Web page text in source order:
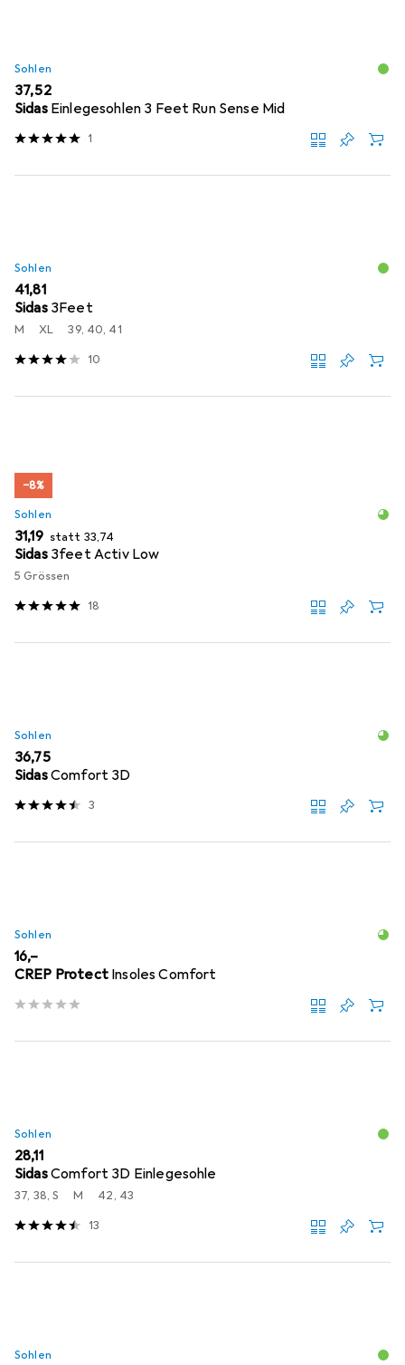
Sohlen
EUR
37,52
Sidas Einlegesohlen 3 Feet Run Sense Mid
1
Sohlen
EUR
41,81
Sidas 3Feet
M XL 39, 40, 41
10
−8%
Sohlen
EUR
31,19 statt EUR
33,74
Sidas 3feet Activ Low
5 Grössen
18
Sohlen
EUR
36,75
SidasComfort 3D
3
Sohlen
EUR
16,–
CREP Protect Insoles Comfort
Sohlen
EUR
28,11
SidasComfort 3D Einlegesohle
37, 38, S M 42, 43
13
Sohlen